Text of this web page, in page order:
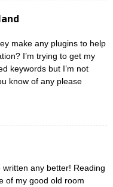
make any plugins to help
I’m trying to get my
keywords but I’m not
know of any please
any better! Reading
of my good old room